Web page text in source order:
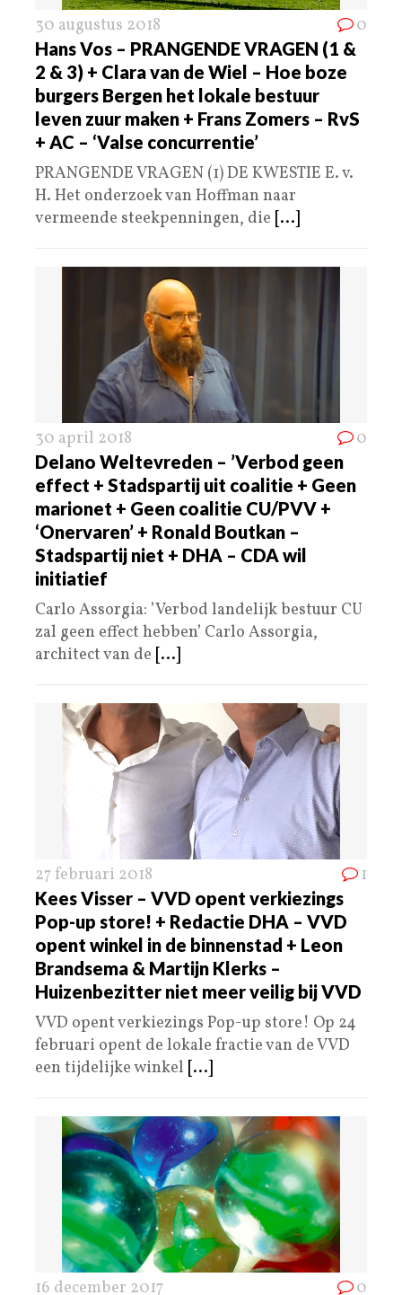
30 augustus 2018 0
Hans Vos – PRANGENDE VRAGEN (1 &
2 & 3) + Clara van de Wiel – Hoe boze
burgers Bergen het lokale bestuur
leven zuur maken + Frans Zomers – RvS
+ AC – ‘Valse concurrentie’
PRANGENDE VRAGEN (1) DE KWESTIE E. v.
H. Het onderzoek van Hoffman naar
vermeende steekpenningen, die [...]
30 april 2018 0
Delano Weltevreden – ’Verbod geen
effect + Stadspartij uit coalitie + Geen
marionet + Geen coalitie CU/PVV +
‘Onervaren’ + Ronald Boutkan –
Stadspartij niet + DHA – CDA wil
initiatief
Carlo Assorgia: ’Verbod landelijk bestuur CU
zal geen effect hebben’ Carlo Assorgia,
architect van de [...]
27 februari 2018 1
Kees Visser – VVD opent verkiezings
Pop-up store! + Redactie DHA – VVD
opent winkel in de binnenstad + Leon
Brandsema & Martijn Klerks –
Huizenbezitter niet meer veilig bij VVD
VVD opent verkiezings Pop-up store! Op 24
februari opent de lokale fractie van de VVD
een tijdelijke winkel [...]
16 december 2017 0